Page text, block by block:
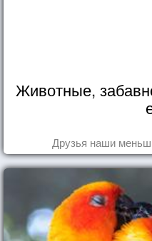
Животные,
Друзья наши